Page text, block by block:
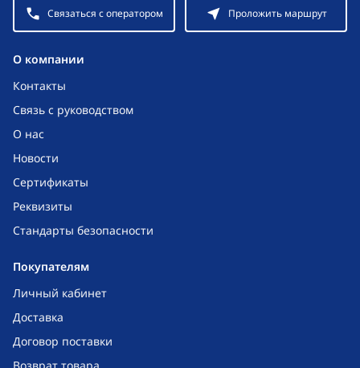
O компании
Контакты
Связь с руководством
О нас
Новости
Сертификаты
Реквизиты
Стандарты безопасности
Покупателям
Личный кабинет
Доставка
Договор поставки
Связаться с оператором Проложить маршрут